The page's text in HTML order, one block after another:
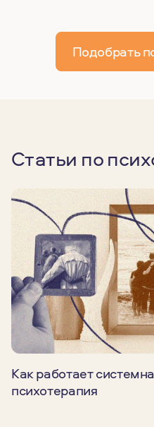
Подобрать
Статьи по
Как работает
психотерапия